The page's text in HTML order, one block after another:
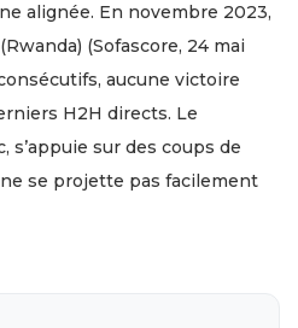
alignée. En novembre 2023,
(Sofascore, 24 mai
aucune victoire
H2H directs. Le
s’appuie sur des coups de
se projette pas facilement